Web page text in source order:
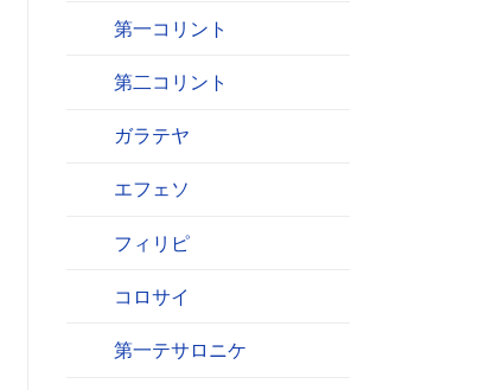
第一コリント
第二コリント
ガラテヤ
エフェソ
フィリピ
コロサイ
第一テサロニケ